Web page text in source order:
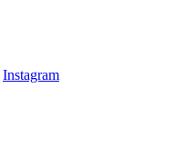
Instagram